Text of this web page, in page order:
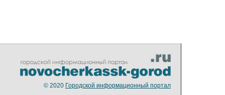
© 2020 Городской информационный портал